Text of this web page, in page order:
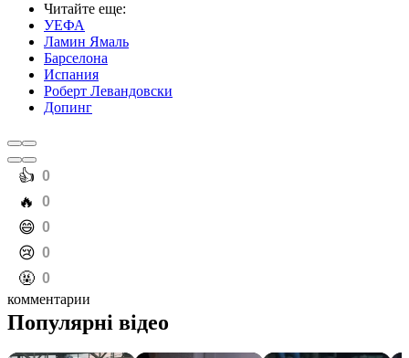
Читайте еще:
УЕФА
Ламин Ямаль
Барселона
Испания
Роберт Левандовски
Допинг
️👍 0
️🔥 0
️😄 0
️😢 0
️🤬 0
комментарии